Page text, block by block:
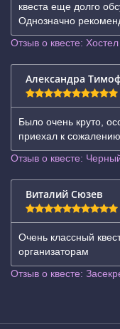
квеста еще долго
Однозначно
Отзыв о квесте: Хостел
Александра
Было очень круто,
приехал к сожалению.
Отзыв о квесте:
Виталий Сюзев
Очень классный
организаторам
Отзыв о квесте: